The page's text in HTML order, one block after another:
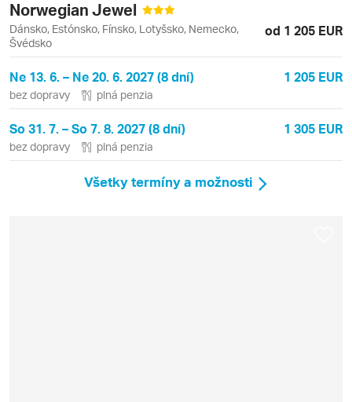
Norwegian Jewel
Dánsko, Estónsko, Fínsko, Lotyšsko, Nemecko,
Švédsko
od 1 205 EUR
Ne 13. 6. – Ne 20. 6. 2027 (8 dní) 1 205 EUR
bez dopravy plná penzia
So 31. 7. – So 7. 8. 2027 (8 dní) 1 305 EUR
bez dopravy plná penzia
Všetky termíny a možnosti